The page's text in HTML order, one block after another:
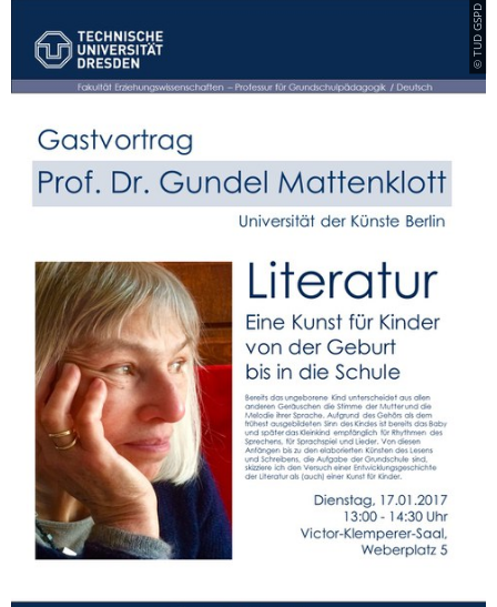
© TUD GSPD